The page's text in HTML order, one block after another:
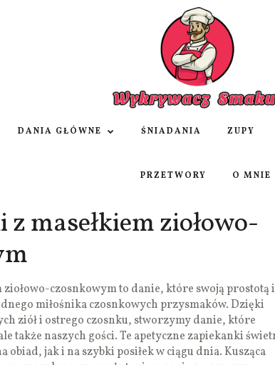
DANIA GŁÓWNE ŚNIADANIA ZUPY
PRZETWORY O MNIE
masełkiem ziołowo-
ziołowo-czosnkowym to danie, które swoją prostotą i
miłośnika czosnkowych przysmaków. Dzięki
ziół i ostrego czosnku, stworzymy danie, które
także naszych gości. Te apetyczne zapiekanki
obiad, jak i na szybki posiłek w ciągu dnia. Kusząca